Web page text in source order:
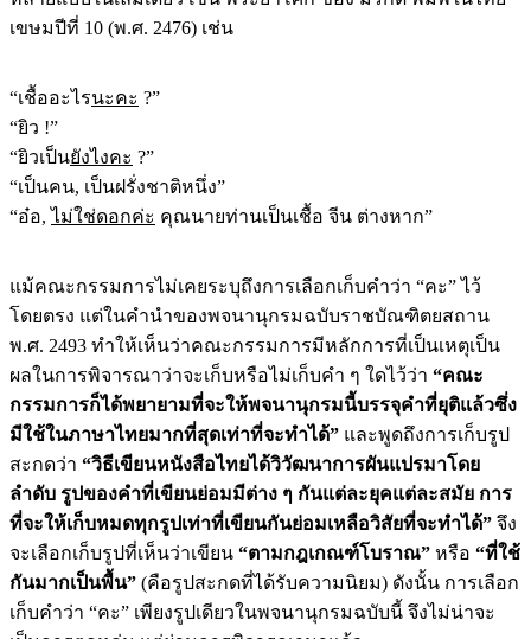
เขษมปีที่ 10 (พ.ศ. 2476) เช่น
“เชื้ออะไรนะคะ ?”
“ยิว !”
“ยิวเป็นยังไงคะ ?”
“เป็นคน, เป็นฝรั่งชาติหนึ่ง”
“อ๋อ,ไม่ใช่ดอกค่ะ คุณนายท่านเป็นเชื้อ จีน ต่างหาก”
แม้คณะกรรมการไม่เคยระบุถึงการเลือกเก็บคำว่า “คะ” ไว้
โดยตรง แต่ในคำนำของพจนานุกรมฉบับราชบัณฑิตยสถาน
พ.ศ. 2493 ทำให้เห็นว่าคณะกรรมการมีหลักการที่เป็นเหตุเป็น
ผลในการพิจารณาว่าจะเก็บหรือไม่เก็บคำ ๆ ใดไว้ว่า “คณะ
กรรมการก็ได้พยายามที่จะให้พจนานุกรมนี้บรรจุคำที่ยุติแล้วซึ่ง
มีใช้ในภาษาไทยมากที่สุดเท่าที่จะทำได้” และพูดถึงการเก็บรูป
สะกดว่า “วิธีเขียนหนังสือไทยได้วิวัฒนาการผันแปรมาโดย
ลำดับ รูปของคำที่เขียนย่อมมีต่าง ๆ กันแต่ละยุคแต่ละสมัย การ
ที่จะให้เก็บหมดทุกรูปเท่าที่เขียนกันย่อมเหลือวิสัยที่จะทำได้” จึง
จะเลือกเก็บรูปที่เห็นว่าเขียน “ตามกฎเกณฑ์โบราณ” หรือ “ที่ใช้
กันมากเป็นพื้น” (คือรูปสะกดที่ได้รับความนิยม) ดังนั้น การเลือก
เก็บคำว่า “คะ” เพียงรูปเดียวในพจนานุกรมฉบับนี้ จึงไม่น่าจะ